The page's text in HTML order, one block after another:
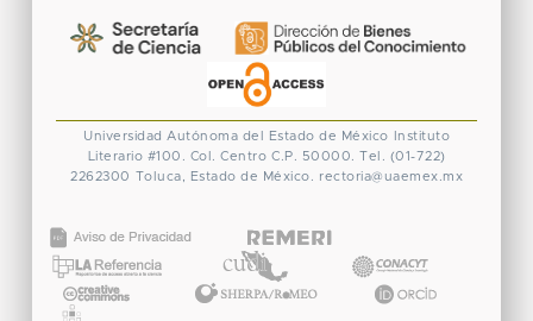
Universidad Autónoma del Estado de México
Instituto
Literario #100. Col. Centro C.P. 50000. Tel. (01-722)
2262300 Toluca, Estado de México. rectoria@uaemex.mx